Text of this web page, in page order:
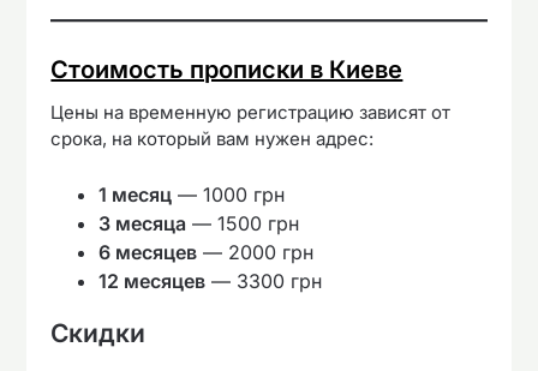
Стоимость прописки в Киеве
Цены на временную регистрацию зависят от
срока, на который вам нужен адрес:
1 месяц — 1000 грн
3 месяца — 1500 грн
6 месяцев — 2000 грн
12 месяцев — 3300 грн
Скидки